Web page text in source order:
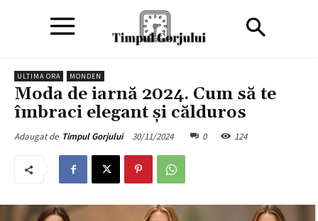
ULTIMA ORA MONDEN
Moda de iarnă 2024. Cum să te
îmbraci elegant și călduros
Adaugat de Timpul Gorjului 30/11/2024 0 124